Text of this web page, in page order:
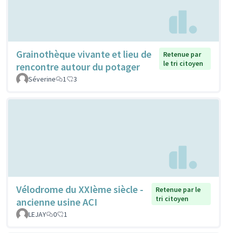
Grainothèque vivante et lieu de
rencontre autour du potager
Retenue par
le tri citoyen
Séverine
1 3
Vélodrome du XXIème siècle -
ancienne usine ACI
Retenue par le
tri citoyen
LEJAY
0 1